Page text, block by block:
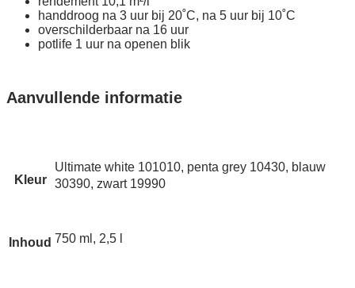
handdroog na 3 uur bij 20˚C, na 5 uur bij 10˚C
overschilderbaar na 16 uur
potlife 1 uur na openen blik
Aanvullende informatie
Kleur
Ultimate white 101010, penta grey 10430, blauw
30390, zwart 19990
Inhoud 750 ml, 2,5 l